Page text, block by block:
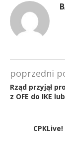
poprzedni
Rząd przyjął
z OFE do IKE